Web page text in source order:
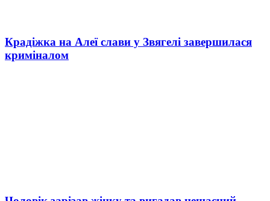
Крадіжка на Алеї слави у Звягелі завершилася
криміналом